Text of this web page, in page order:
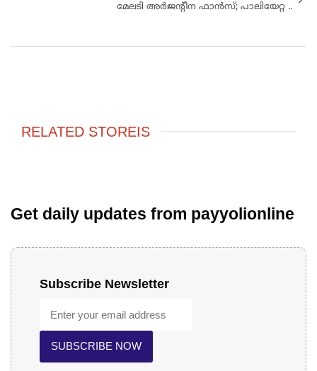
മേലടി അർജന്റീന ഫാൻസ്; പാലിയേറ്റ ..
RELATED STOREIS
Get daily updates from payyolionline
Subscribe Newsletter
SUBSCRIBE NOW